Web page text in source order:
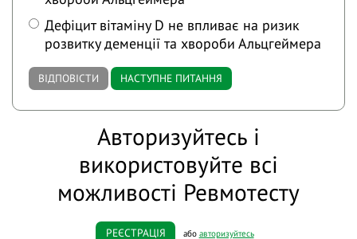
Дефіцит вітаміну D не впливає на ризик
розвитку деменції та хвороби Альцгеймера
ВІДПОВІСТИ НАСТУПНЕ ПИТАННЯ
Авторизуйтесь і
використовуйте всі
можливості Ревмотесту
РЕЄСТРАЦІЯ або авторизуйтесь